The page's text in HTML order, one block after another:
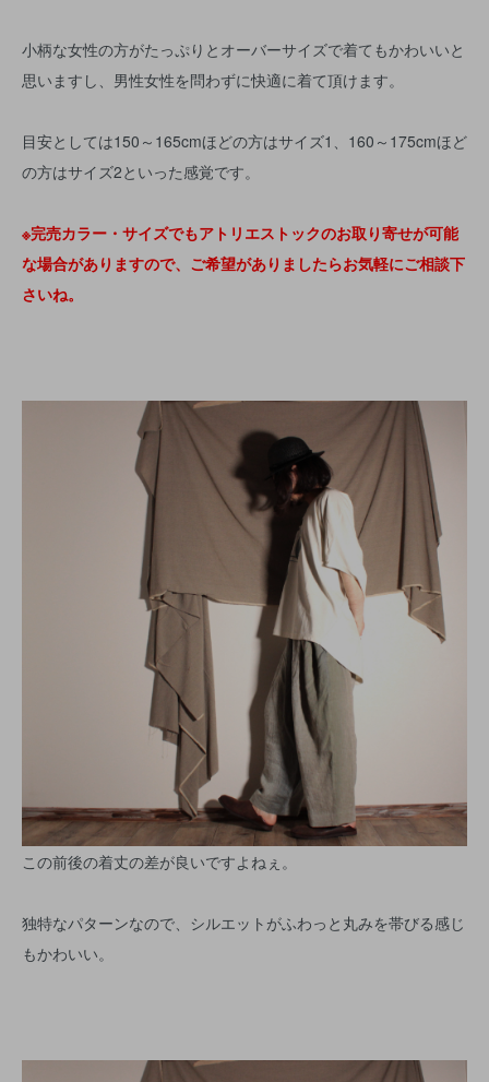
小柄な女性の方がたっぷりとオーバーサイズで着てもかわいいと
思いますし、男性女性を問わずに快適に着て頂けます。
目安としては150～165cmほどの方はサイズ1、160～175cmほど
の方はサイズ2といった感覚です。
※完売カラー・サイズでもアトリエストックのお取り寄せが可能
な場合がありますので、ご希望がありましたらお気軽にご相談下
さいね。
この前後の着丈の差が良いですよねぇ。
独特なパターンなので、シルエットがふわっと丸みを帯びる感じ
もかわいい。